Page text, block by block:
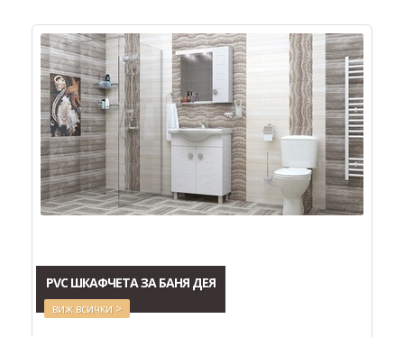
PVC ШКАФЧЕТА ЗА БАНЯ ДЕЯ
виж всички >